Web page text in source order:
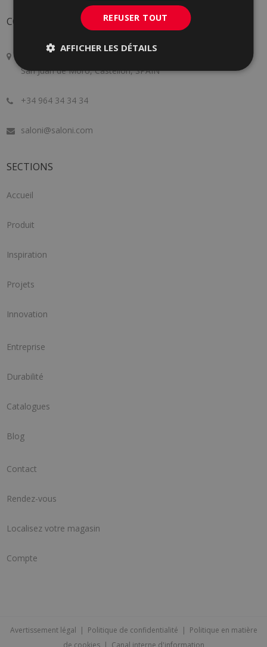
CONTACT
Crta. Alcora Km. 17, 12130
San Juan de Moró, Castellón, SPAIN
+34 964 34 34 34
saloni@saloni.com
SECTIONS
Accueil
Produit
Inspiration
Projets
Innovation
Entreprise
Durabilité
Catalogues
Blog
Contact
Rendez-vous
Localisez votre magasin
Compte
Avertissement légal | Politique de confidentialité | Politique en matière
de cookies| Canal interne d'information
REFUSER TOUT
AFFICHER LES DÉTAILS